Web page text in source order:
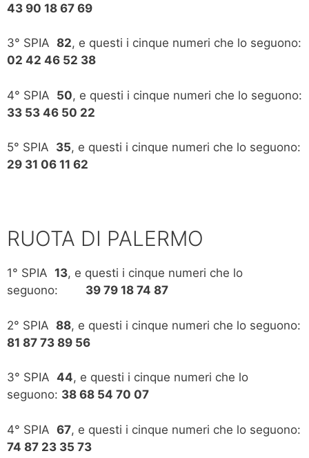
43 90 18 67 69
3° SPIA 82, e questi i cinque numeri che lo seguono:
02 42 46 52 38
4° SPIA 50, e questi i cinque numeri che lo seguono:
33 53 46 50 22
5° SPIA 35, e questi i cinque numeri che lo seguono:
29 31 06 11 62
RUOTA DI PALERMO
1° SPIA 13, e questi i cinque numeri che lo
seguono: 39 79 18 74 87
2° SPIA 88, e questi i cinque numeri che lo seguono:
81 87 73 89 56
3° SPIA 44, e questi i cinque numeri che lo
seguono: 38 68 54 70 07
4° SPIA 67, e questi i cinque numeri che lo seguono:
74 87 23 35 73